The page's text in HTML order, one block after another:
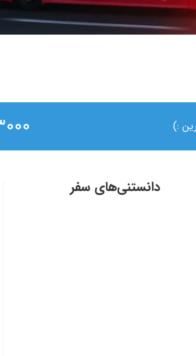
:)
دانستنی‌های سفر